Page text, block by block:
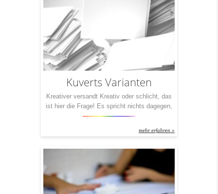
Dennoch haben wir für Sie drei Pakete
geschnürt, die wir Ihnen ob der großen […]
Kuverts Varianten
Kreativer versandt Kreativ oder schlicht, das
ist hier die Frage! Es spricht nichts dagegen,
einfach weiße Kuverts mit einem Adress-
nichts dagegen, die gleichen Inhalte mit
lassen. Je nach Anlass, das ist wohl der
Punkt dabei. Dennoch: Nicht nur Kleider
machen Leute – auch […]
mehr erfahren »